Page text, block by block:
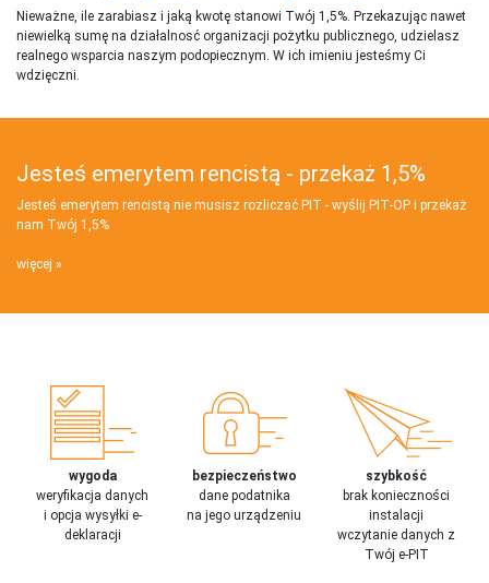
Nieważne, ile zarabiasz i jaką kwotę stanowi Twój 1,5%. Przekazując nawet
niewielką sumę na działalnosć organizacji pożytku publicznego, udzielasz
realnego wsparcia naszym podopiecznym. W ich imieniu jesteśmy Ci
wdzięczni.
Jesteś emerytem rencistą - przekaż 1,5%
Jesteś emerytem rencistą nie musisz rozliczać PIT - wyślij PIT‑OP i przekaż
nam Twój 1,5%
więcej
wygoda
weryfikacja danych
i opcja wysyłki e-
deklaracji
bezpieczeństwo
dane podatnika
na jego urządzeniu
szybkość
brak konieczności
instalacji
wczytanie danych z
Twój e-PIT